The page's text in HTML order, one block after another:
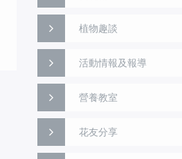
植物趣談
活動情報及報導
營養教室
花友分享